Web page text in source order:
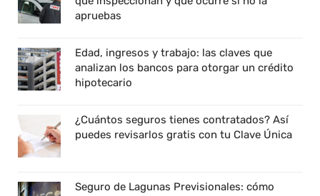
apruebas
Edad, ingresos y trabajo: las claves que
analizan los bancos para otorgar un crédito
hipotecario
¿Cuántos seguros tienes contratados? Así
puedes revisarlos gratis con tu Clave Única
Seguro de Lagunas Previsionales: cómo